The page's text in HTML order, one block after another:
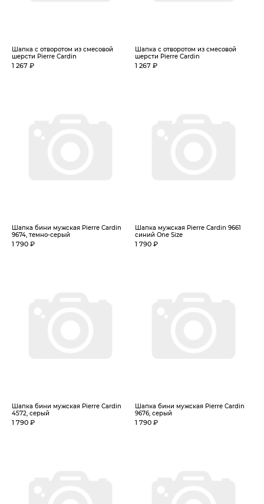
Шапка с отворотом из смесовой
шерсти Pierre Cardin
1 267 ₽
Шапка с отворотом из смесовой
шерсти Pierre Cardin
1 267 ₽
Шапка бини мужская Pierre Cardin
9674, темно-серый
1 790 ₽
Шапка мужская Pierre Cardin 9661
синий One Size
1 790 ₽
Шапка бини мужская Pierre Cardin
4572, серый
1 790 ₽
Шапка бини мужская Pierre Cardin
9676, серый
1 790 ₽